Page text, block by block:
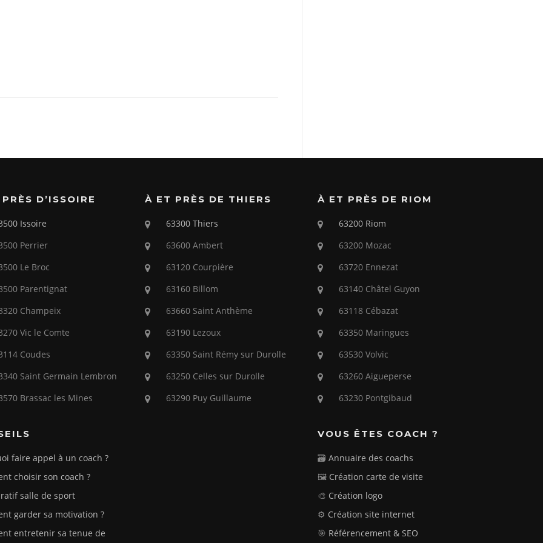
D’ISSOIRE
Issoire
Perrier
Le Broc
Parentignat
Champeix
Vic le Comte
Coudes
Saint Germain Lembron
Brassac les Mines
faire appel à un coach ?
choisir son coach ?
salle de sport
garder sa motivation ?
entretenir sa tenue de
À ET PRÈS DE THIERS
63300 Thiers
63600 Ambert
63120 Courpière
63160 Billom
63660 Saint Anthème
63190 Lezoux
63350 Saint Rémy sur Durolle
63250 Celles sur Durolle
63290 Puy Guillaume
À ET PRÈS DE RIOM
63200 Riom
63200 Mozac
63720 Ennezat
63140 Châtel Guyon
63118 Cébazat
63350 Maringues
63530 Volvic
63260 Aigueperse
63230 Pontgibaud
VOUS ÊTES COACH ?
🗃️ Annuaire des coachs
🖼️ Création carte de visite
🎨 Création logo
⚙️ Création site internet
🎯 Référencement & SEO